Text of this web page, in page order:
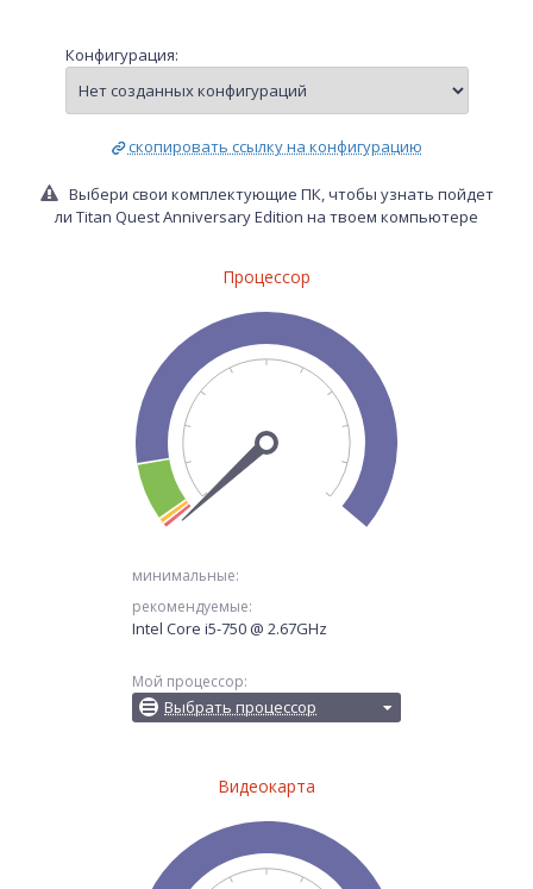
Конфигурация:
скопировать ссылку на конфигурацию
Выбери свои комплектующие ПК, чтобы узнать пойдет
ли Titan Quest Anniversary Edition на твоем компьютере
Процессор
минимальные:
рекомендуемые:
Intel Core i5-750 @ 2.67GHz
Мой процессор:
Выбрать процессор
Видеокарта